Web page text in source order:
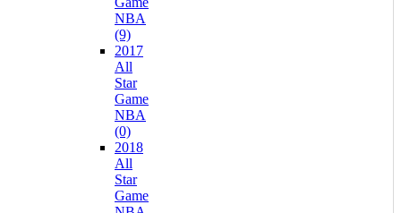
NBA
(9)
2017
All
Star
Game
NBA
(0)
2018
All
Star
Game